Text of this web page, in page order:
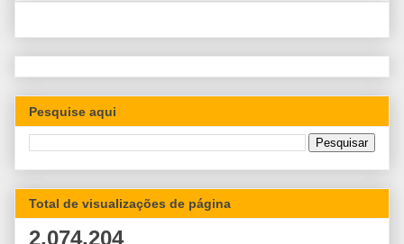
Pesquise aqui
Total de visualizações de página
2,074,204